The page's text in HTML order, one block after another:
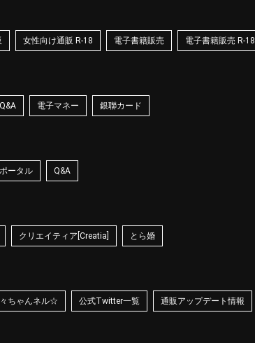
女性向け通販 R-18 電子書籍販売 電子書籍販売 R-18
電子マネー 銀聯カード
ータル Q&A
クリエイティア[Creatia] とら婚
ちゃんネル☆ 公式Twitter一覧 通販アップデート情報